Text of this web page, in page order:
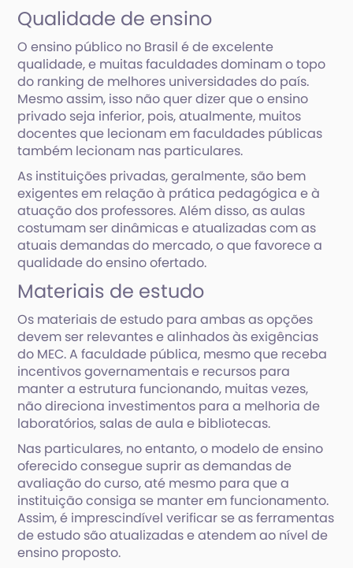
Qualidade de ensino
O ensino público no Brasil é de excelente
qualidade, e muitas faculdades dominam o topo
do ranking de melhores universidades do país.
Mesmo assim, isso não quer dizer que o ensino
privado seja inferior, pois, atualmente, muitos
docentes que lecionam em faculdades públicas
também lecionam nas particulares.
As instituições privadas, geralmente, são bem
exigentes em relação à prática pedagógica e à
atuação dos professores. Além disso, as aulas
costumam ser dinâmicas e atualizadas com as
atuais demandas do mercado, o que favorece a
qualidade do ensino ofertado.
Materiais de estudo
Os materiais de estudo para ambas as opções
devem ser relevantes e alinhados às exigências
do MEC. A faculdade pública, mesmo que receba
incentivos governamentais e recursos para
manter a estrutura funcionando, muitas vezes,
não direciona investimentos para a melhoria de
laboratórios, salas de aula e bibliotecas.
Nas particulares, no entanto, o modelo de ensino
oferecido consegue suprir as demandas de
avaliação do curso, até mesmo para que a
instituição consiga se manter em funcionamento.
Assim, é imprescindível verificar se as ferramentas
de estudo são atualizadas e atendem ao nível de
ensino proposto.